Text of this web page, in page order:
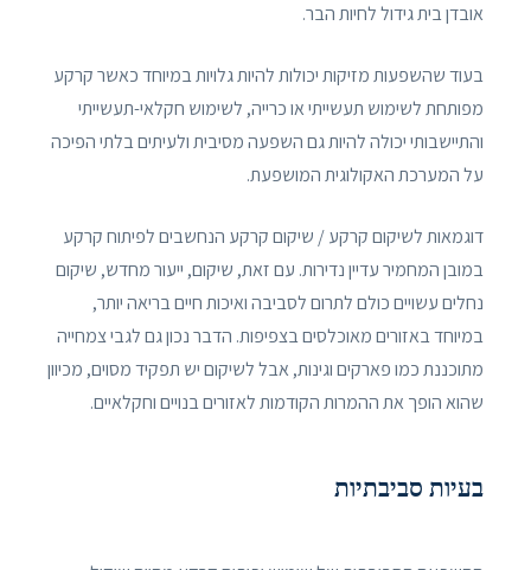
אובדן בית גידול לחיות הבר.
בעוד שהשפעות מזיקות יכולות להיות גלויות במיוחד כאשר קרקע
מפותחת לשימוש תעשייתי או כרייה, לשימוש חקלאי-תעשייתי
והתיישבותי יכולה להיות גם השפעה מסיבית ולעיתים בלתי הפיכה
על המערכת האקולוגית המושפעת.
דוגמאות לשיקום קרקע / שיקום קרקע הנחשבים לפיתוח קרקע
במובן המחמיר עדיין נדירות. עם זאת, שיקום, ייעור מחדש, שיקום
נחלים עשויים כולם לתרום לסביבה ואיכות חיים בריאה יותר,
במיוחד באזורים מאוכלסים בצפיפות. הדבר נכון גם לגבי צמחייה
מתוכננת כמו פארקים וגינות, אבל לשיקום יש תפקיד מסוים, מכיוון
שהוא הופך את ההמרות הקודמות לאזורים בנויים וחקלאיים.
בעיות סביבתיות